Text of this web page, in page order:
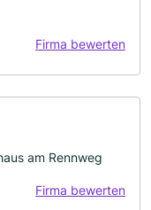
Firma bewerten
am Rennweg
Firma bewerten